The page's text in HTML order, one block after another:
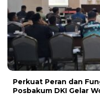
Perkuat Peran dan
Posbakum DKI Gelar